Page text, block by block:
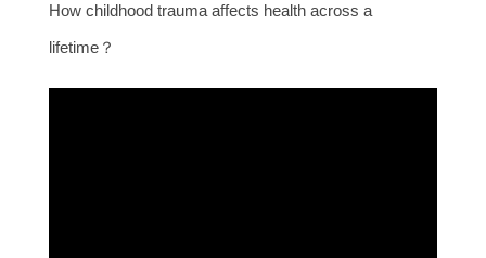
How childhood trauma affects health across a
lifetime？